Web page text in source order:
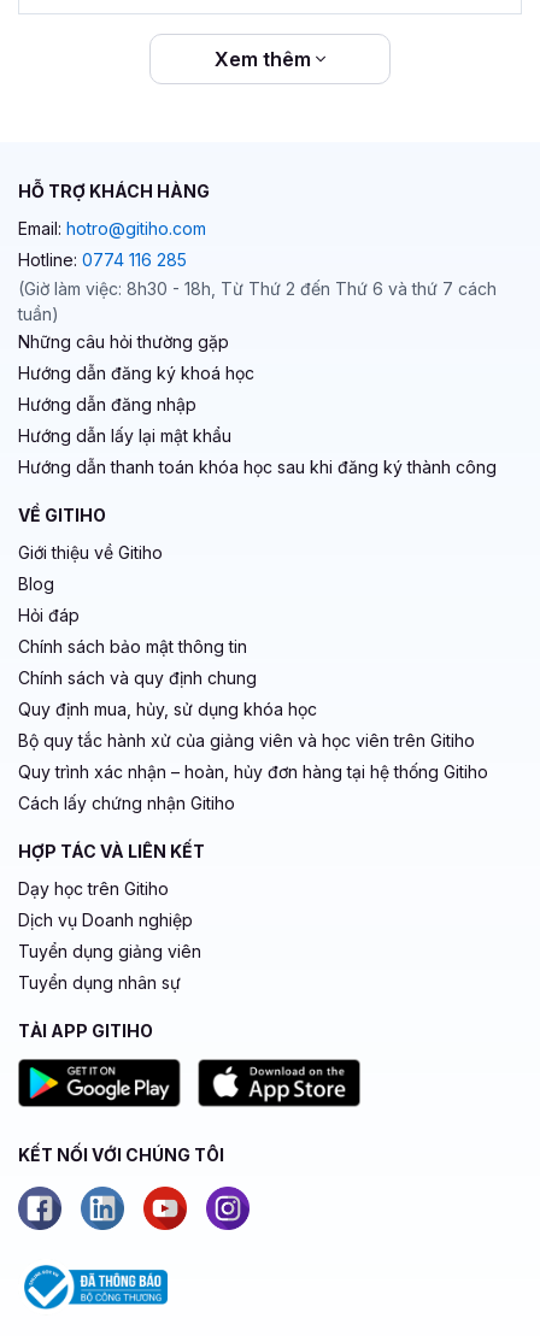
Xem thêm
HỖ TRỢ KHÁCH HÀNG
Email: hotro@gitiho.com
Hotline: 0774 116 285
(Giờ làm việc: 8h30 - 18h, Từ Thứ 2 đến Thứ 6 và thứ 7 cách
tuần)
Những câu hỏi thường gặp
Hướng dẫn đăng ký khoá học
Hướng dẫn đăng nhập
Hướng dẫn lấy lại mật khẩu
Hướng dẫn thanh toán khóa học sau khi đăng ký thành công
VỀ GITIHO
Giới thiệu về Gitiho
Blog
Hỏi đáp
Chính sách bảo mật thông tin
Chính sách và quy định chung
Quy định mua, hủy, sử dụng khóa học
Bộ quy tắc hành xử của giảng viên và học viên trên Gitiho
Quy trình xác nhận – hoàn, hủy đơn hàng tại hệ thống Gitiho
Cách lấy chứng nhận Gitiho
HỢP TÁC VÀ LIÊN KẾT
Dạy học trên Gitiho
Dịch vụ Doanh nghiệp
Tuyển dụng giảng viên
Tuyển dụng nhân sự
TẢI APP GITIHO
KẾT NỐI VỚI CHÚNG TÔI